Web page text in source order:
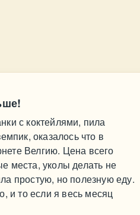
с коктейлями, пила
оказалось что в
Велгию. Цена всего
места, уколы делать не
простую, но полезную еду.
и то если я весь месяц